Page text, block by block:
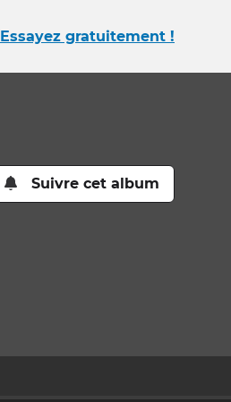
Essayez gratuitement !
Suivre cet album